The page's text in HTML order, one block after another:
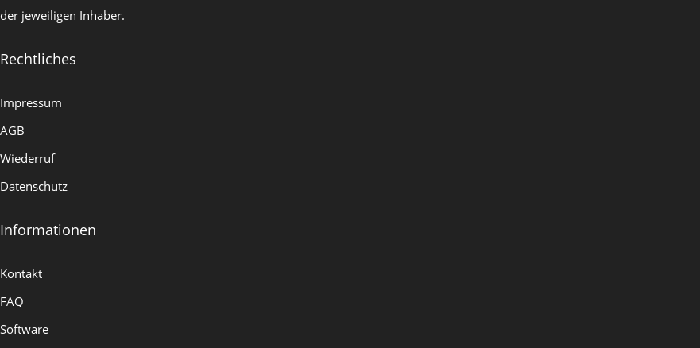
der jeweiligen Inhaber.
Rechtliches
Impressum
AGB
Wiederruf
Datenschutz
Informationen
Kontakt
FAQ
Software